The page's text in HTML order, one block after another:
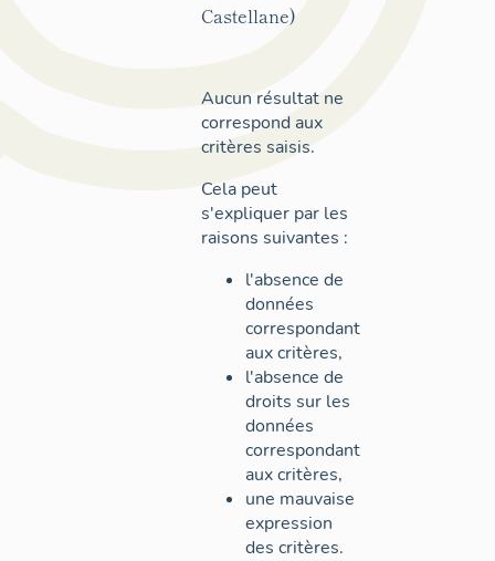
Castellane)
Aucun résultat ne
correspond aux
critères saisis.
Cela peut
s'expliquer par les
raisons suivantes :
l'absence de
données
correspondant
aux critères,
l'absence de
droits sur les
données
correspondant
aux critères,
une mauvaise
expression
des critères.